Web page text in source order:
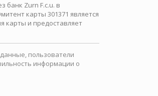
банк Zurn F.c.u. в
карты 301371 является
карты и предоставляет
пользователи
информации о